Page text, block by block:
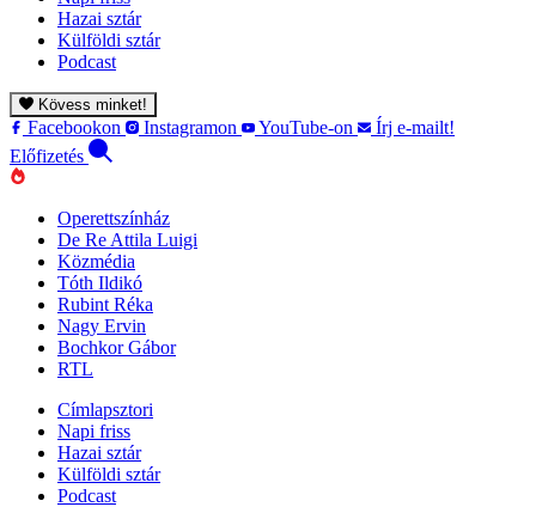
Hazai sztár
Külföldi sztár
Podcast
Kövess minket!
Facebookon Instagramon YouTube-on
Írj e-mailt!
Előfizetés
Operettszínház
De Re Attila Luigi
Közmédia
Tóth Ildikó
Rubint Réka
Nagy Ervin
Bochkor Gábor
RTL
Címlapsztori
Napi friss
Hazai sztár
Külföldi sztár
Podcast